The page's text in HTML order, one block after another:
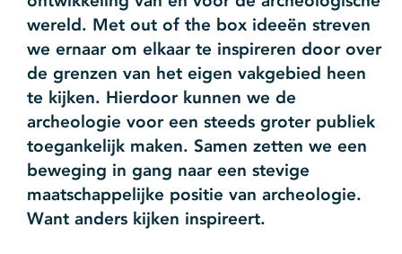
wereld. Met out of the box ideeën streven
we ernaar om elkaar te inspireren door over
de grenzen van het eigen vakgebied heen
te kijken. Hierdoor kunnen we de
archeologie voor een steeds groter publiek
toegankelijk maken. Samen zetten we een
beweging in gang naar een stevige
maatschappelijke positie van archeologie.
Want anders kijken inspireert.